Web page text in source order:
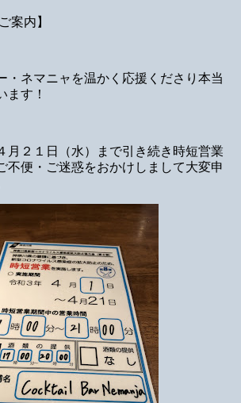
案内】
・ネマニャを温かく応援くださり本当
ます！
月２１日（水）まで引き続き時短営業
不便・ご迷惑をおかけしまして大変申